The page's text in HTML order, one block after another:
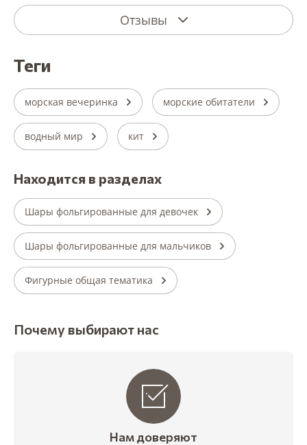
Отзывы
теги
морская вечеринка морские обитатели
водный мир кит
Находится в разделах
Шары фольгированные для девочек
Шары фольгированные для мальчиков
Фигурные общая тематика
Почему выбирают нас
Нам доверяют